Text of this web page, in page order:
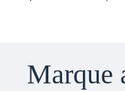
Marque